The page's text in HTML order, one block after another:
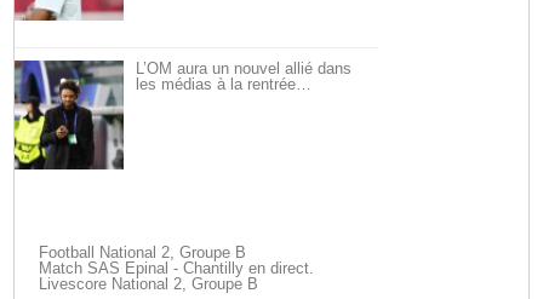
L’OM aura un nouvel allié dans
les médias à la rentrée…
Football National 2, Groupe B
Match SAS Epinal - Chantilly en direct.
Livescore National 2, Groupe B